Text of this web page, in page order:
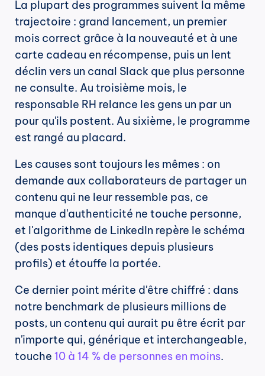
La plupart des programmes suivent la même
trajectoire : grand lancement, un premier
mois correct grâce à la nouveauté et à une
carte cadeau en récompense, puis un lent
déclin vers un canal Slack que plus personne
ne consulte. Au troisième mois, le
responsable RH relance les gens un par un
pour qu'ils postent. Au sixième, le programme
est rangé au placard.
Les causes sont toujours les mêmes : on
demande aux collaborateurs de partager un
contenu qui ne leur ressemble pas, ce
manque d'authenticité ne touche personne,
et l'algorithme de LinkedIn repère le schéma
(des posts identiques depuis plusieurs
profils) et étouffe la portée.
Ce dernier point mérite d'être chiffré : dans
notre benchmark de plusieurs millions de
posts, un contenu qui aurait pu être écrit par
n'importe qui, générique et interchangeable,
touche 10 à 14 % de personnes en moins.